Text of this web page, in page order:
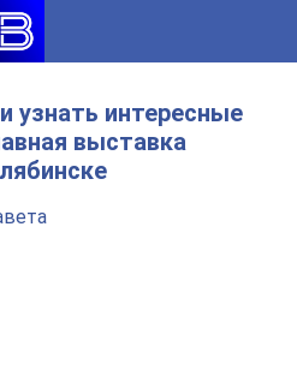
узнать интересные
выставка